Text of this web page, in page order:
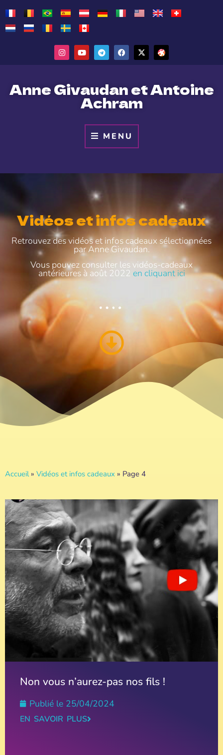
Anne Givaudan et Antoine
Achram
MENU
Vidéos et infos cadeaux
Retrouvez des vidéos et infos cadeaux sélectionnées
par Anne Givaudan.
Vous pouvez consulter les vidéos-cadeaux
antérieures à août 2022 en cliquant ici
Accueil» Vidéos et infos cadeaux » Page 4
Non vous n’aurez-pas nos fils !
Publié le 25/04/2024
EN SAVOIR PLUS